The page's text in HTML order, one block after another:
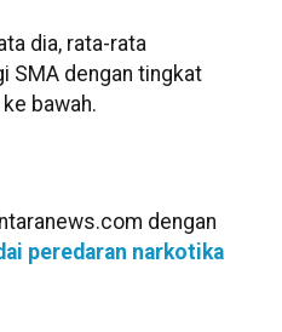
dia, rata-rata
SMA dengan tingkat
bawah.
dengan
peredaran narkotika